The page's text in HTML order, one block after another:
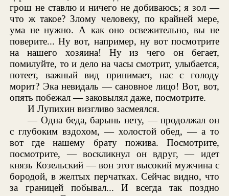
грош не ставлю и ничего не добиваюсь; я зол —
что ж такое? Злому человеку, по крайней мере,
ума не нужно. А как оно освежительно, вы не
поверите... Ну вот, например, ну вот посмотрите
на нашего хозяина! Ну из чего он бегает,
помилуйте, то и дело на часы смотрит, улыбается,
потеет, важный вид принимает, нас с голоду
морит? Эка невидаль — сановное лицо! Вот, вот,
опять побежал — заковылял даже, посмотрите.
И Лупихин визгливо засмеялся.
— Одна беда, барынь нету, — продолжал он
с глубоким вздохом, — холостой обед, — а то
вот где нашему брату пожива. Посмотрите,
посмотрите, — воскликнул он вдруг, — идет
князь Козельский — вон этот высокий мужчина с
бородой, в желтых перчатках. Сейчас видно, что
за границей побывал... И всегда так поздно